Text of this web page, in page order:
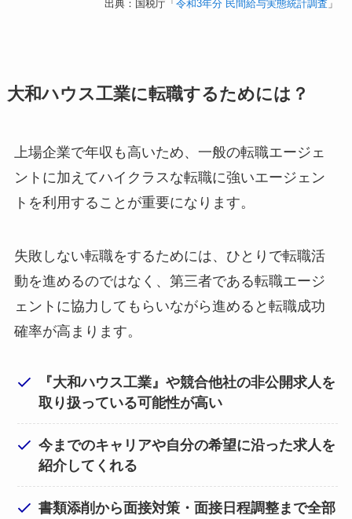
出典：国税庁「令和3年分 民間給与実態統計調査 」
大和ハウス工業に転職するためには？
上場企業で年収も高いため、一般の転職エージェ
ントに加えてハイクラスな転職に強いエージェン
トを利用することが重要になります。
失敗しない転職をするためには、ひとりで転職活
動を進めるのではなく、第三者である転職エージ
ェントに協力してもらいながら進めると転職成功
確率が高まります。
『大和ハウス工業』や競合他社の非公開求人を
取り扱っている可能性が高い
今までのキャリアや自分の希望に沿った求人を
紹介してくれる
書類添削から面接対策・面接日程調整まで全部